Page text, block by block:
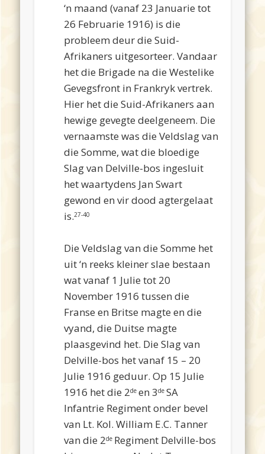
‘n maand (vanaf 23 Januarie tot
26 Februarie 1916) is die
probleem deur die Suid-
Afrikaners uitgesorteer. Vandaar
het die Brigade na die Westelike
Gevegsfront in Frankryk vertrek.
Hier het die Suid-Afrikaners aan
hewige gevegte deelgeneem. Die
vernaamste was die Veldslag van
die Somme, wat die bloedige
Slag van Delville-bos ingesluit
het waartydens Jan Swart
gewond en vir dood agtergelaat
is.27-40
Die Veldslag van die Somme het
uit ‘n reeks kleiner slae bestaan
wat vanaf 1 Julie tot 20
November 1916 tussen die
Franse en Britse magte en die
vyand, die Duitse magte
plaasgevind het. Die Slag van
Delville-bos het vanaf 15 – 20
Julie 1916 geduur. Op 15 Julie
1916 het die 2de en 3deSA
Infantrie Regiment onder bevel
van Lt. Kol. William E.C. Tanner
van die 2de Regiment Delville-bos